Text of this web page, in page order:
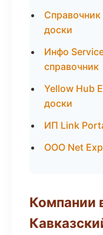
доски
Инфо
справочник
Yellow Hub
доски
ИП Link
ООО Net
Компании